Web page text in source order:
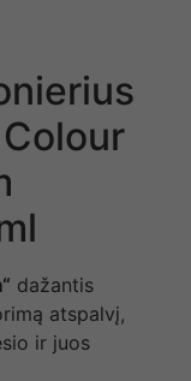
“ dažantis
atspalvį,
ir juos